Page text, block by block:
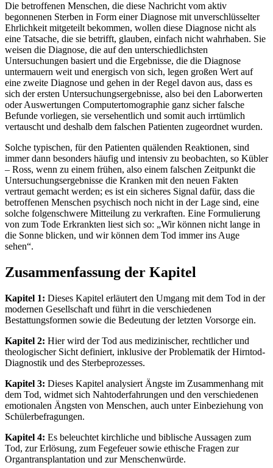
Die betroffenen Menschen, die diese Nachricht vom aktiv
begonnenen Sterben in Form einer Diagnose mit unverschlüsselter
Ehrlichkeit mitgeteilt bekommen, wollen diese Diagnose nicht als
eine Tatsache, die sie betrifft, glauben, einfach nicht wahrhaben. Sie
weisen die Diagnose, die auf den unterschiedlichsten
Untersuchungen basiert und die Ergebnisse, die die Diagnose
untermauern weit und energisch von sich, legen großen Wert auf
eine zweite Diagnose und gehen in der Regel davon aus, dass es
sich der ersten Untersuchungsergebnisse, also bei den Laborwerten
oder Auswertungen Computertomographie ganz sicher falsche
Befunde vorliegen, sie versehentlich und somit auch irrtümlich
vertauscht und deshalb dem falschen Patienten zugeordnet wurden.
Solche typischen, für den Patienten quälenden Reaktionen, sind
immer dann besonders häufig und intensiv zu beobachten, so Kübler
– Ross, wenn zu einem frühen, also einem falschen Zeitpunkt die
Untersuchungsergebnisse die Kranken mit den neuen Fakten
vertraut gemacht werden; es ist ein sicheres Signal dafür, dass die
betroffenen Menschen psychisch noch nicht in der Lage sind, eine
solche folgenschwere Mitteilung zu verkraften. Eine Formulierung
von zum Tode Erkrankten liest sich so: „Wir können nicht lange in
die Sonne blicken, und wir können dem Tod immer ins Auge
sehen“.
Zusammenfassung der Kapitel
Kapitel 1: Dieses Kapitel erläutert den Umgang mit dem Tod in der
modernen Gesellschaft und führt in die verschiedenen
Bestattungsformen sowie die Bedeutung der letzten Vorsorge ein.
Kapitel 2: Hier wird der Tod aus medizinischer, rechtlicher und
theologischer Sicht definiert, inklusive der Problematik der Hirntod-
Diagnostik und des Sterbeprozesses.
Kapitel 3: Dieses Kapitel analysiert Ängste im Zusammenhang mit
dem Tod, widmet sich Nahtoderfahrungen und den verschiedenen
emotionalen Ängsten von Menschen, auch unter Einbeziehung von
Schülerbefragungen.
Kapitel 4: Es beleuchtet kirchliche und biblische Aussagen zum
Tod, zur Erlösung, zum Fegefeuer sowie ethische Fragen zur
Organtransplantation und zur Menschenwürde.